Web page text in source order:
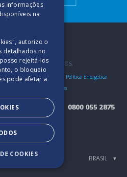
OS DIREITOS RESERVADOS.
e Segurança
Política Energética
Política de Cookies
0800 055 2875
(DPO) - Softys Brasil
Proscurcin Quintella
dpo.brasil@softys.com
▼
informações
na
autorizo ​​o
detalhados no
rejeitá-los
o bloqueio
pode afetar a
COOKIES